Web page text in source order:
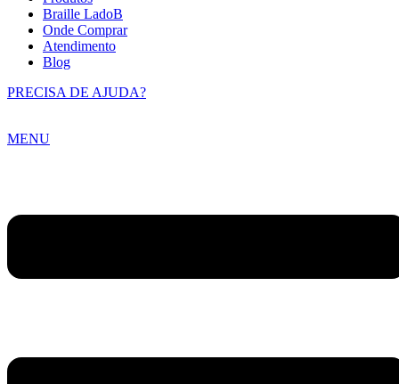
Braille LadoB
Onde Comprar
Atendimento
Blog
PRECISA DE AJUDA?
MENU